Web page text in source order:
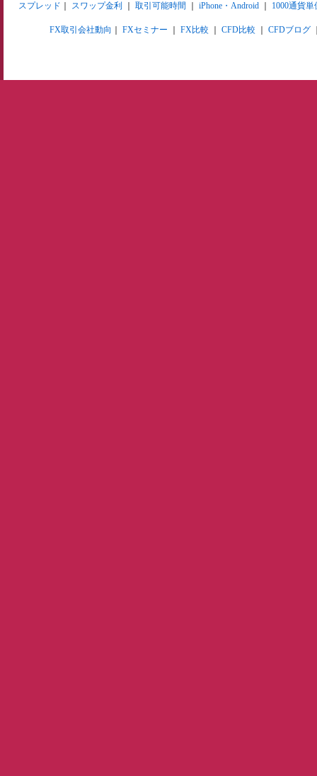
スプレッド
スワップ金利 取引可能時間 iPhone・Android 1000通貨単
FX取引会社動向 FXセミナー FX比較 CFD比較 CFDブログ